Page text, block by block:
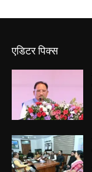
एडिटर पिक्स